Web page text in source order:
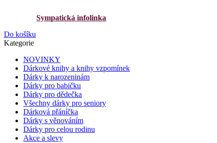
Sympatická infolinka
Do košíku
Kategorie
NOVINKY
Dárkové knihy a knihy vzpomínek
Dárky k narozeninám
Dárky pro babičku
Dárky pro dědečka
Všechny dárky pro seniory
Dárková přáníčka
Dárky s věnováním
Dárky pro celou rodinu
Akce a slevy